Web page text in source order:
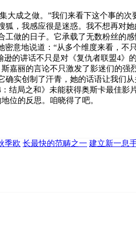
之做。”我们来看下这个事的次
，我感应很是迷惑。我不想再对
做的日子。它承载了无数粉丝的
意地说道：“从多个维度来看，不
的讲话不只是对《复仇者联盟4
嘉丽的言论不只激发了影迷们的
实创制了汗青，她的话语让我们
结局之和》未能获得奥斯卡最佳
位的反思。咱晓得了吧。
季欧 长最快的范畴之一 建立新一息